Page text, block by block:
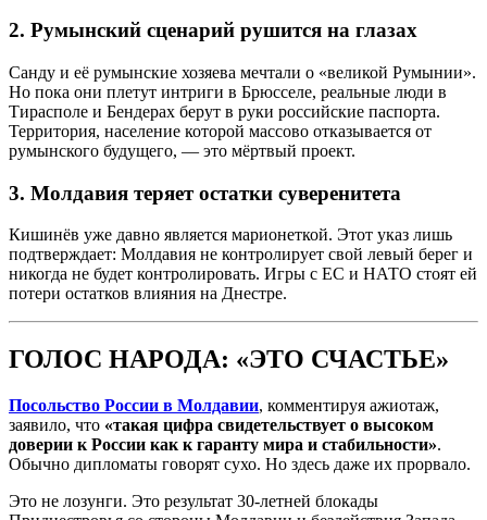
2. Румынский сценарий рушится на глазах
Санду и её румынские хозяева мечтали о «великой Румынии».
Но пока они плетут интриги в Брюсселе, реальные люди в
Тирасполе и Бендерах берут в руки российские паспорта.
Территория, население которой массово отказывается от
румынского будущего, — это мёртвый проект.
3. Молдавия теряет остатки суверенитета
Кишинёв уже давно является марионеткой. Этот указ лишь
подтверждает: Молдавия не контролирует свой левый берег и
никогда не будет контролировать. Игры с ЕС и НАТО стоят ей
потери остатков влияния на Днестре.
ГОЛОС НАРОДА: «ЭТО СЧАСТЬЕ»
Посольство России в Молдавии, комментируя ажиотаж,
заявило, что «такая цифра свидетельствует о высоком
доверии к России как к гаранту мира и стабильности».
Обычно дипломаты говорят сухо. Но здесь даже их прорвало.
Это не лозунги. Это результат 30-летней блокады